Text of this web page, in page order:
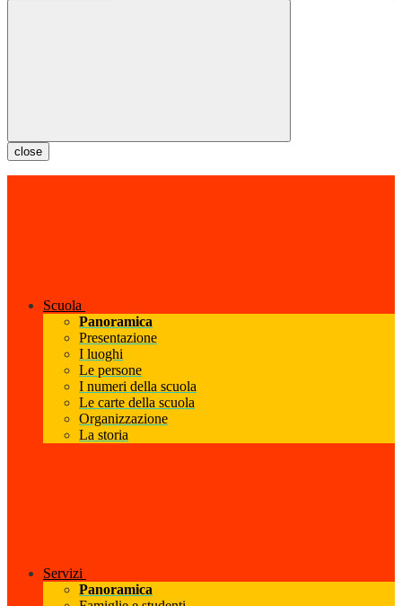
close
Scuola
Panoramica
Presentazione
I luoghi
Le persone
I numeri della scuola
Le carte della scuola
Organizzazione
La storia
Servizi
Panoramica